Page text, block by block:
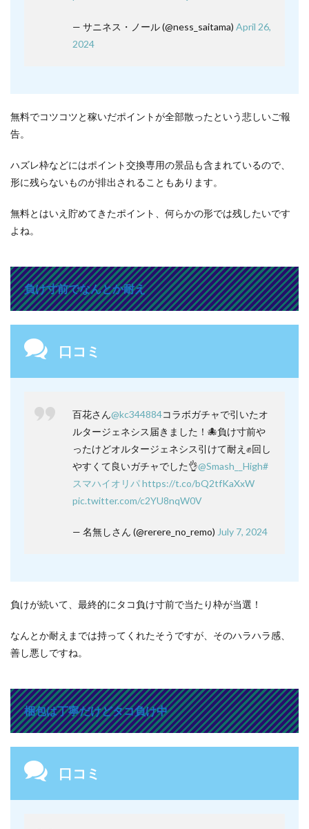
— サニネス・ノール (@ness_saitama) April 26,
2024
無料でコツコツと稼いだポイントが全部散ったという悲しいご報
告。
ハズレ枠などにはポイント交換専用の景品も含まれているので、
形に残らないものが排出されることもあります。
無料とはいえ貯めてきたポイント、何らかの形では残したいです
よね。
負け寸前でなんとか耐え
口コミ
百花さん@kc344884コラボガチャで引いたオ
ルタージェネシス届きました！🐙負け寸前や
ったけどオルタージェネシス引けて耐え✊回し
やすくて良いガチャでした👌@Smash__High#
スマハイオリパhttps://t.co/bQ2tfKaXxW
pic.twitter.com/c2YU8nqW0V
— 名無しさん (@rerere_no_remo) July 7, 2024
負けが続いて、最終的にタコ負け寸前で当たり枠が当選！
なんとか耐えまでは持ってくれたそうですが、そのハラハラ感、
善し悪しですね。
梱包は丁寧だけどタコ負け中
口コミ